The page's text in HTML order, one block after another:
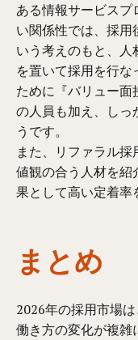
ある情報サービス
い関係性では、採用
いう考えのもと、人
を置いて採用を行な
ために『バリュー
の人員も加え、しっ
うです。
また、リファラル
値観の合う人材を紹
果として高い定着率
まとめ
2026年の採用市場
働き方の変化が複雑